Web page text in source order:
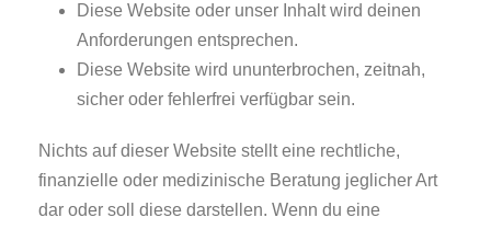
Diese Website oder unser Inhalt wird deinen
Anforderungen entsprechen.
Diese Website wird ununterbrochen, zeitnah,
sicher oder fehlerfrei verfügbar sein.
Nichts auf dieser Website stellt eine rechtliche,
finanzielle oder medizinische Beratung jeglicher Art
dar oder soll diese darstellen. Wenn du eine